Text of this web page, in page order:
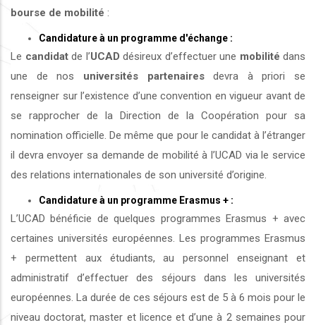
bourse de mobilité :
Candidature à un programme d'échange :
Le candidatde l’UCAD désireux d’effectuer une mobilité dans
une de nos universités partenairesdevra à priori se
renseigner sur l’existence d’une convention en vigueur avant de
se rapprocher de la Direction de la Coopération pour sa
nomination officielle. De même que pour le candidat à l’étranger
il devra envoyer sa demande de mobilité à l’UCAD via le service
des relations internationales de son université d’origine.
Candidature à un programme Erasmus + :
L’UCAD bénéficie de quelques programmes Erasmus + avec
certaines universités européennes. Les programmes Erasmus
+ permettent aux étudiants, au personnel enseignant et
administratif d’effectuer des séjours dans les universités
européennes. La durée de ces séjours est de 5 à 6 mois pour le
niveau doctorat, master et licence et d’une à 2 semaines pour